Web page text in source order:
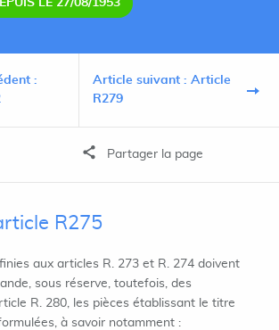
LE 27/08/1953
:
Article suivant : Article
R279
Partager la page
R275
aux articles R. 273 et R. 274 doivent
sous réserve, toutefois, des
R. 280, les pièces établissant le titre
à savoir notamment :